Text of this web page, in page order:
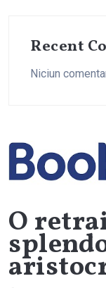
Recent
Niciun
O